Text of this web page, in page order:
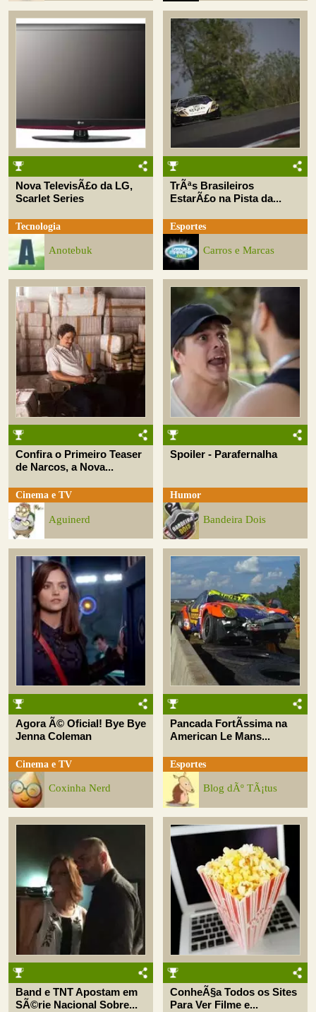
Nova TelevisÃ£o da LG,
Scarlet Series
Tecnologia
Anotebuk
TrÃªs Brasileiros
EstarÃ£o na Pista da...
Esportes
Carros e Marcas
Confira o Primeiro Teaser
de Narcos, a Nova...
Cinema e TV
Aguinerd
Spoiler - Parafernalha
Humor
Bandeira Dois
Agora Ã© Oficial! Bye Bye
Jenna Coleman
Cinema e TV
Coxinha Nerd
Pancada FortÃ­ssima na
American Le Mans...
Esportes
Blog dÃº TÃ¡tus
Band e TNT Apostam em
SÃ©rie Nacional Sobre...
ConheÃ§a Todos os Sites
Para Ver Filme e...